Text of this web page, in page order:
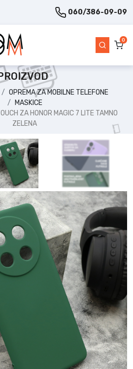
060/386-09-09
0
OPREMA ZA MOBILNE TELEFONE
MASKICE
ZA HONOR MAGIC 7 LITE TAMNO
ZELENA